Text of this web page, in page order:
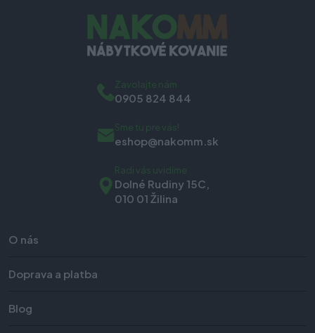
O nás
Doprava a platba
Blog
Zavolajte nám
0905 824 844
Sme tu pre vás!
eshop@nakomm.sk
Radi vás uvidíme
Dolné Rudiny 15C,
010 01 Žilina